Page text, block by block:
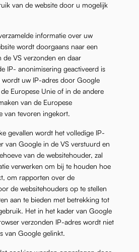
van de website door u mogelijk
informatie over uw
wordt doorgaans naar een
de VS verzonden en daar
IP- anonimisering geactiveerd is
wordt uw IP-adres door Google
Europese Unie of in de andere
van de Europese
van tevoren ingekort.
gevallen wordt het volledige IP-
van Google in de VS verstuurd en
van de websitehouder, zal
verwerken om bij te houden hoe
om rapporten over de
de websitehouders op te stellen
aan te bieden met betrekking tot
Het in het kader van Google
verzonden IP-adres wordt niet
van Google gelinkt.